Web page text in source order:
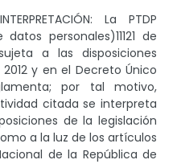
La PTDP
personales)11121 de
a las disposiciones
y en el Decreto Único
por tal motivo,
citada se interpreta
de la legislación
a la luz de los artículos
de la República de